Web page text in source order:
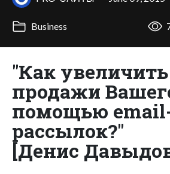
Business
"Как увеличить
продажи
помощью
рассылок?"
[Денис